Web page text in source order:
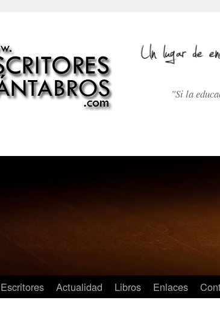
"Si la
Escritores Actualidad Libros Enlaces